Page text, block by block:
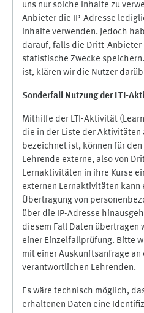
uns nur solche Inhalte zu
Anbieter die IP-Adresse
Inhalte verwenden. Jedoch
darauf, falls die Dritt-Anbieter
statistische Zwecke
ist, klären wir die Nutzer
Sonderfall Nutzung der LTI-
Mithilfe der LTI-Aktivität
die in der Liste der Aktivitäten
bezeichnet ist, können für
Lehrende externe, also von
Lernaktivitäten in ihre Kurse
externen Lernaktivitäten kann
Übertragung von
über die IP-Adresse
diesem Fall Daten übertragen
einer Einzelfallprüfung. Bitte
mit einer Auskunftsanfrage
verantwortlichen Lehrenden.
Es wäre technisch möglich,
erhaltenen Daten eine